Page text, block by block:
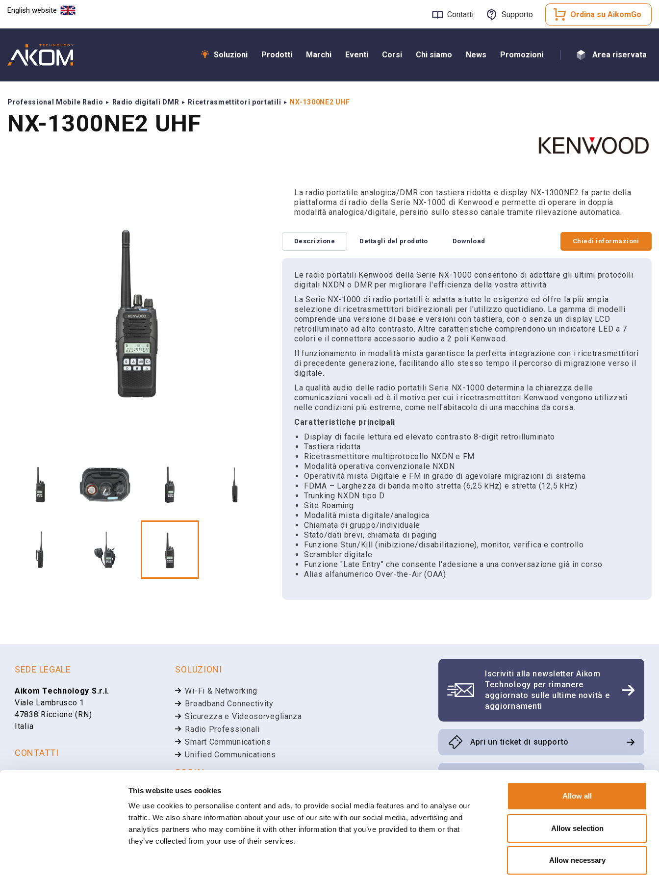
This website uses cookies
We use cookies to personalise content and ads, to provide social media features and to analyse our
traffic. We also share information about your use of our site with our social media, advertising and
analytics partners who may combine it with other information that you’ve provided to them or that
they’ve collected from your use of their services.
Allow all
Allow selection
Allow necessary
English website Contatti Supporto Ordina su AikomGo
Soluzioni Prodotti Marchi Eventi Corsi Chi siamo News Promozioni Area riservata
Professional Mobile Radio Radio digitali DMR Ricetrasmettitori portatili NX-1300NE2 UHF
NX-1300NE2 UHF
La radio portatile analogica/DMR con tastiera ridotta e display NX-1300NE2 fa parte della
piattaforma di radio della Serie NX-1000 di Kenwood e permette di operare in doppia
modalità analogica/digitale, persino sullo stesso canale tramite rilevazione automatica.
Chiedi informazioni
Descrizione Dettagli del prodotto Download
Le radio portatili Kenwood della Serie NX-1000 consentono di adottare gli ultimi protocolli
digitali NXDN o DMR per migliorare l'efficienza della vostra attività.
La Serie NX-1000 di radio portatili è adatta a tutte le esigenze ed offre la più ampia
selezione di ricetrasmettitori bidirezionali per l'utilizzo quotidiano. La gamma di modelli
comprende una versione di base e versioni con tastiera, con o senza un display LCD
retroilluminato ad alto contrasto. Altre caratteristiche comprendono un indicatore LED a 7
colori e il connettore accessorio audio a 2 poli Kenwood.
Il funzionamento in modalità mista garantisce la perfetta integrazione con i ricetrasmettitori
di precedente generazione, facilitando allo stesso tempo il percorso di migrazione verso il
digitale.
La qualità audio delle radio portatili Serie NX-1000 determina la chiarezza delle
comunicazioni vocali ed è il motivo per cui i ricetrasmettitori Kenwood vengono utilizzati
nelle condizioni più estreme, come nell'abitacolo di una macchina da corsa.
Caratteristiche principali
Display di facile lettura ed elevato contrasto 8-digit retroilluminato
Tastiera ridotta
Ricetrasmettitore multiprotocollo NXDN e FM
Modalità operativa convenzionale NXDN
Operatività mista Digitale e FM in grado di agevolare migrazioni di sistema
FDMA – Larghezza di banda molto stretta (6,25 kHz) e stretta (12,5 kHz)
Trunking NXDN tipo D
Site Roaming
Modalità mista digitale/analogica
Chiamata di gruppo/individuale
Stato/dati brevi, chiamata di paging
Funzione Stun/Kill (inibizione/disabilitazione), monitor, verifica e controllo
Scrambler digitale
Funzione "Late Entry" che consente l'adesione a una conversazione già in corso
Alias alfanumerico Over-the-Air (OAA)
Telefono
Ragione Sociale
Presto il mio consenso all'invio via e-mail, posta, contatti telefonici di newsletter,
materiale informativo, comunicazioni commerciali su servizi offerti dal Titolare e
In qualsiasi momento è possibile revocare tale consenso disiscrivendosi con le funzionalità
SEDE LEGALE
Aikom Technology S.r.l.
Viale Lambrusco 1
47838 Riccione (RN)
Italia
CONTATTI
SOLUZIONI
Wi-Fi & Networking
Broadband Connectivity
Sicurezza e Videosorveglianza
Radio Professionali
Smart Communications
Unified Communications
SOCIAL
Linkedin
Facebook
YouTube
Iscriviti alla newsletter Aikom
Technology per rimanere
aggiornato sulle ultime novità e
aggiornamenti
Apri un ticket di supporto
Accedi all’area riservata Aikom Cube